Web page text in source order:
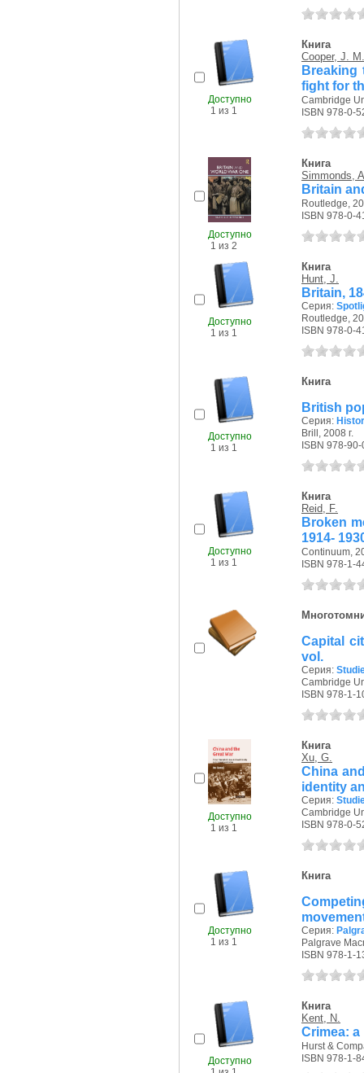
Доступно
1 из 1
Книга
Cooper, J. M.
Breaking
fight for
Cambridge
ISBN 978-0-
Доступно
1 из 2
Книга
Simmonds,
Britain
Routledge,
ISBN 978-0-
Доступно
1 из 1
Книга
Hunt, J.
Britain,
Серия:
Routledge,
ISBN 978-0-
Доступно
1 из 1
Книга
British
Серия:
Brill, 2008 г.
ISBN 978-
Доступно
1 из 1
Книга
Reid, F.
Broken
1914-
Continuum,
ISBN 978-1-
Capital
vol.
Серия:
Cambridge
ISBN 978-1-
Доступно
1 из 1
Книга
Xu, G.
China
identity
Серия:
Cambridge
ISBN 978-0-
Доступно
1 из 1
Книга
Серия:
Palgrave
ISBN 978-1-
Доступно
Книга
Kent, N.
Crimea:
Hurst &
ISBN 978-1-